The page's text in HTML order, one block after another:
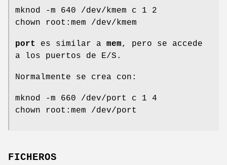
mknod -m 640 /dev/kmem c 1 2
chown root:mem /dev/kmem
port es similar a mem, pero se accede
a los puertos de E/S.
Normalmente se crea con:
mknod -m 660 /dev/port c 1 4
chown root:mem /dev/port
FICHEROS